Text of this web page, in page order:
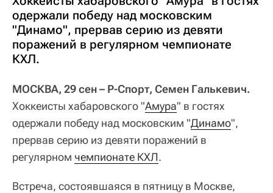
одержали победу над московским
"Динамо", прервав серию из девяти
поражений в регулярном чемпионате
КХЛ.
МОСКВА, 29 сен – Р-Спорт, Семен Галькевич.
Хоккеисты хабаровского "Амура" в гостях
одержали победу над московским "Динамо",
прервав серию из девяти поражений в
регулярном чемпионате КХЛ.
Встреча, состоявшаяся в пятницу в Москве,